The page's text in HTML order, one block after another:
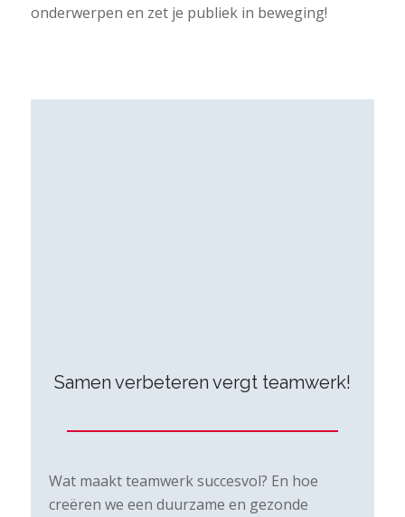
onderwerpen en zet je publiek in beweging!
Samen verbeteren vergt teamwerk!
Wat maakt teamwerk succesvol? En hoe
creëren we een duurzame en gezonde